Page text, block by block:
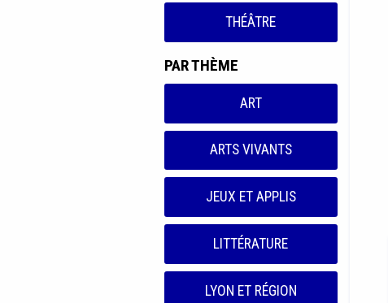
THÉÂTRE
PAR THÈME
ART
ARTS VIVANTS
JEUX ET APPLIS
LITTÉRATURE
LYON ET RÉGION